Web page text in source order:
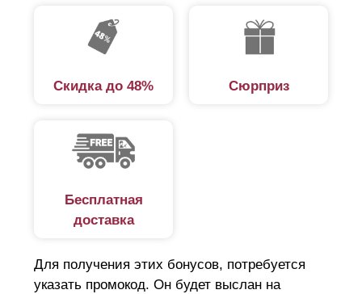
Скидка до 48% Сюрприз
Бесплатная
доставка
Для получения этих бонусов, потребуется
указать промокод. Он будет выслан на